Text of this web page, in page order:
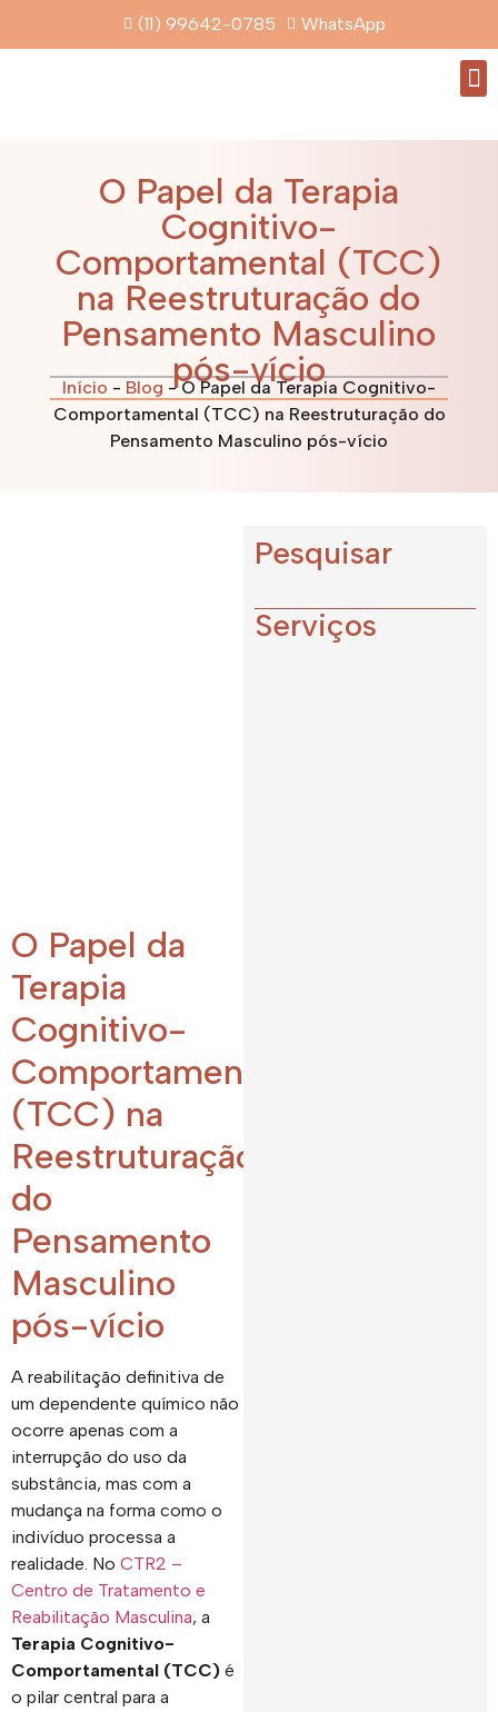
(11) 99642-0785 WhatsApp
O Papel da Terapia
Cognitivo-
Comportamental (TCC)
na Reestruturação do
Pensamento Masculino
pós-vício
Início - Blog -O Papel da Terapia Cognitivo-
Comportamental (TCC) na Reestruturação do
Pensamento Masculino pós-vício
O Papel da
Terapia
Cognitivo-
Comportamental
(TCC) na
Reestruturação
do
Pensamento
Masculino
pós-vício
A reabilitação definitiva de
um dependente químico não
ocorre apenas com a
interrupção do uso da
substância, mas com a
mudança na forma como o
indivíduo processa a
realidade. No CTR2 –
Centro de Tratamento e
Reabilitação Masculina, a
Terapia Cognitivo-
Comportamental (TCC) é
o pilar central para a
Pesquisar
Serviços